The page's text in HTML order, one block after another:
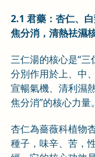
2.1 君藥：杏仁、
焦分消，清熱祛濕
三仁湯的核心是“三
分別作用於上、中
宣暢氣機、清利濕
焦分消”的核心力量。
杏仁為薔薇科植物
種子，味辛、苦，